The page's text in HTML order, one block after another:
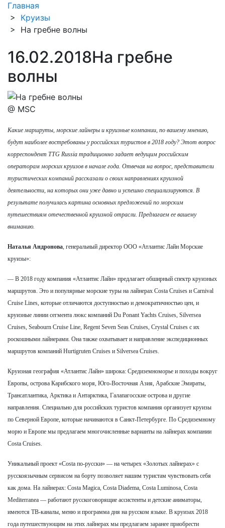
Главная
> Круизы
> На гребне волны
16.02.2018На гребне
волны
@ MSC
Какие маршруты, морские лайнеры и круизные компании, по вашему мнению,
будут наиболее востребованы у российских туристов в 2018 году? Этот вопрос
корреспондент TTG Russia традиционно задает ведущим российским
операторам морских круизов в начале года. Отвечая на вопрос, представители
туристических компаний рассказали о своих направлениях круизной
деятельности, на которых они уже давно и успешно специализируются. В
результате получилась картина основных предложений по морским
путешествиям отечественной круизной отрасли. Предлагаем ее вашему
вниманию.
Наталья Андронова , генеральный директор ООО «Атлантис Лайн Морские
круизы»:
— В 2018 году компания «Атлантис Лайн» предлагает обширный спектр круизных
маршрутов. Это и популярные морские туры на лайнерах Costa Cruises и Carnival
Cruise Lines, которые отличаются доступностью и демократичностью цен, и
круизные линии сегмента люкс компаний Du Ponant Yachts Cruises, Silversea
Cruises, Seabourn Cruise Line, Regent Seven Seas Cruises, Crystal Cruises с их
роскошными лайнерами. Она также охватывает и направление экспедиционных
маршрутов компаний Hurtigruten Cruises и Silversea Cruises.
Круизная география «Атлантис Лайн» широка: Средиземноморье и походы вокруг
Европы, острова Карибского моря, Юго-Восточная Азия, Арабские Эмираты,
Трансатлантика, Арктика и Антарктика, Галапагосские острова и другие
направления. Специально для российских туристов компания организует круизы
по Северной Европе, которые начинаются в Санкт-Петербурге. По Средиземному
морю и Европе мы предлагаем многочисленные варианты на лайнерах компании
Costa Cruises.
Уникальный проект «Costa по-русски» — на четырех «Золотых лайнерах» с
русскоязычным сервисом на борту позволяет нашим туристам чувствовать себя
как дома. На лайнерах: Costa Magica, Costa Diadema, Costa Luminosa, Costa
Mediterranea — работают русскоговорящие ассистенты и детские аниматоры,
имеются ТВ-каналы, меню и программа дня на русском языке. В круизах 2018
года путешествующим на этих лайнерах мы предлагаем заранее приобрести